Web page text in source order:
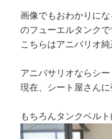
画像でもおわかりに
のフューエルタンクで
こちらはアニバリオ純
アニバサリオならシー
現在、シート屋さんに
もちろんタンクベル